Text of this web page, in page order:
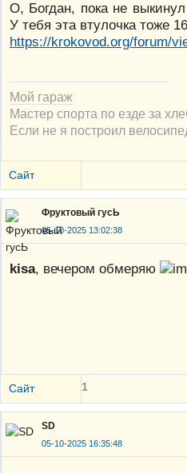
О, Богдан, пока не
У тебя эта втулочка тоже
https://krokovod.org/forum/
Мой гараж
Мастер спорта по езде за
Если не я построил
Сайт
Фруктовый гусЬ
05-10-2025 13:02:38
kisa, вечером обмеряю
Сайт 1
SD
05-10-2025 16:35:48